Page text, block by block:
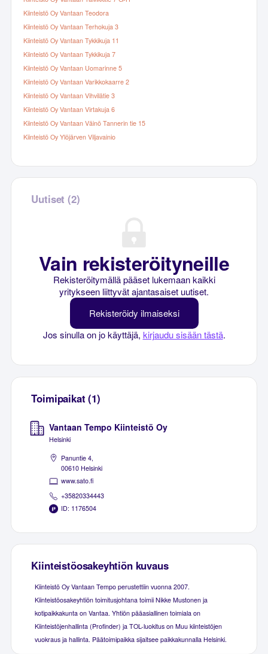
Kiinteistö Oy Vantaan Teodora
Kiinteistö Oy Vantaan Terhokuja 3
Kiinteistö Oy Vantaan Tykkikuja 11
Kiinteistö Oy Vantaan Tykkikuja 7
Kiinteistö Oy Vantaan Uomarinne 5
Kiinteistö Oy Vantaan Varikkokaarre 2
Kiinteistö Oy Vantaan Vihvilätie 3
Kiinteistö Oy Vantaan Virtakuja 6
Kiinteistö Oy Vantaan Väinö Tannerin tie 15
Kiinteistö Oy Ylöjärven Viljavainio
Uutiset (2)
Vain rekisteröityneille
Rekisteröitymällä pääset lukemaan kaikki
yritykseen liittyvät ajantasaiset uutiset.
Rekisteröidy ilmaiseksi
Jos sinulla on jo käyttäjä, kirjaudu sisään tästä.
Toimipaikat (1)
Vantaan Tempo Kiinteistö Oy
Helsinki
Panuntie 4,
00610 Helsinki
www.sato.fi
+35820334443
ID: 1176504
Kiinteistöosakeyhtiön kuvaus
Kiinteistö Oy Vantaan Tempo perustettiin vuonna 2007.
Kiinteistöosakeyhtiön toimitusjohtana toimii Nikke Mustonen ja
kotipaikkakunta on Vantaa. Yhtiön pääasiallinen toimiala on
Kiinteistöjenhallinta (Profinder) ja TOL-luokitus on Muu kiinteistöjen
vuokraus ja hallinta. Päätoimipaikka sijaitsee paikkakunnalla Helsinki.